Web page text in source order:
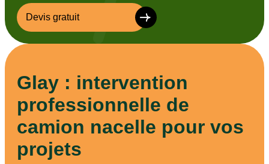
Devis gratuit
Glay : intervention
professionnelle de
camion nacelle pour vos
projets